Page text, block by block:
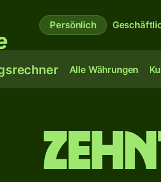
Persönlich
Alle Währungen